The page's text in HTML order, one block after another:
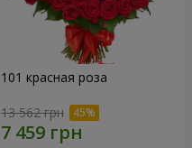
101 красная роза
13 562 грн